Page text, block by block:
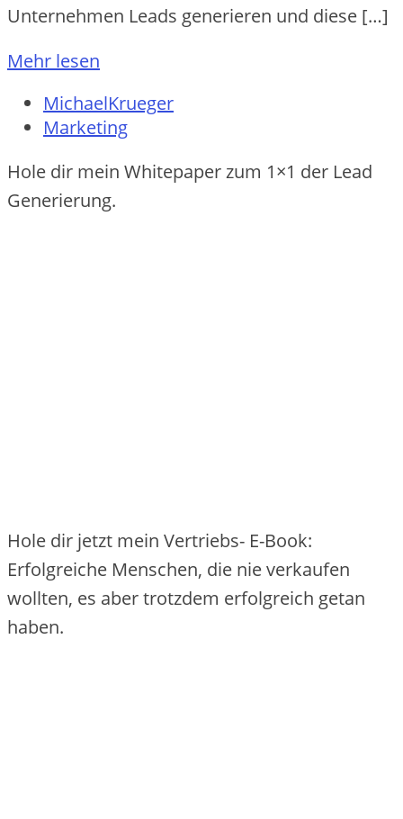
Unternehmen Leads generieren und diese […]
Mehr lesen
MichaelKrueger
Marketing
Hole dir mein Whitepaper zum 1×1 der Lead
Generierung.
Hole dir jetzt mein Vertriebs- E-Book:
Erfolgreiche Menschen, die nie verkaufen
wollten, es aber trotzdem erfolgreich getan
haben.